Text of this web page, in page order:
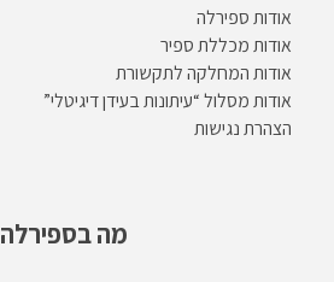
אודות ספירלה
אודות מכללת ספיר
אודות המחלקה לתקשורת
אודות מסלול “עיתונות בעידן דיגיטלי”
הצהרת נגישות
מה בספירלה